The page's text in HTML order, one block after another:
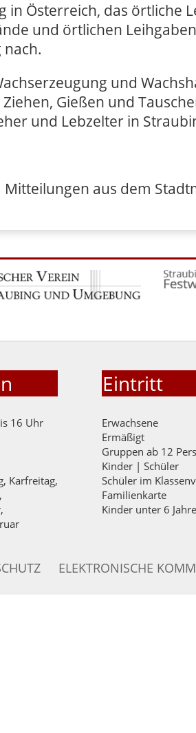
in Österreich, das örtliche
und örtlichen
und
Gießen und
und Lebzelter in
aus dem
16 Uhr
Karfreitag,
Eintritt
Erwachsene
Ermäßigt
Gruppen ab 12
Kinder | Schüler
Schüler im
Familienkarte
Kinder unter 6
ELEKTRONISCHE